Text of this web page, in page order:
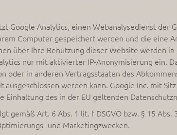
Google Analytics, einen Webanalysedienst der
Computer gespeichert werden und die eine
über Ihre Benutzung dieser Website werden
nur mit aktivierter IP-Anonymisierung ein.
oder in anderen Vertragsstaaten des
ausgeschlossen werden kann. Google Inc. mit
Einhaltung des in der EU geltenden
gemäß Art. 6 Abs. 1 lit. f DSGVO bzw. § 15
und Marketingzwecken.